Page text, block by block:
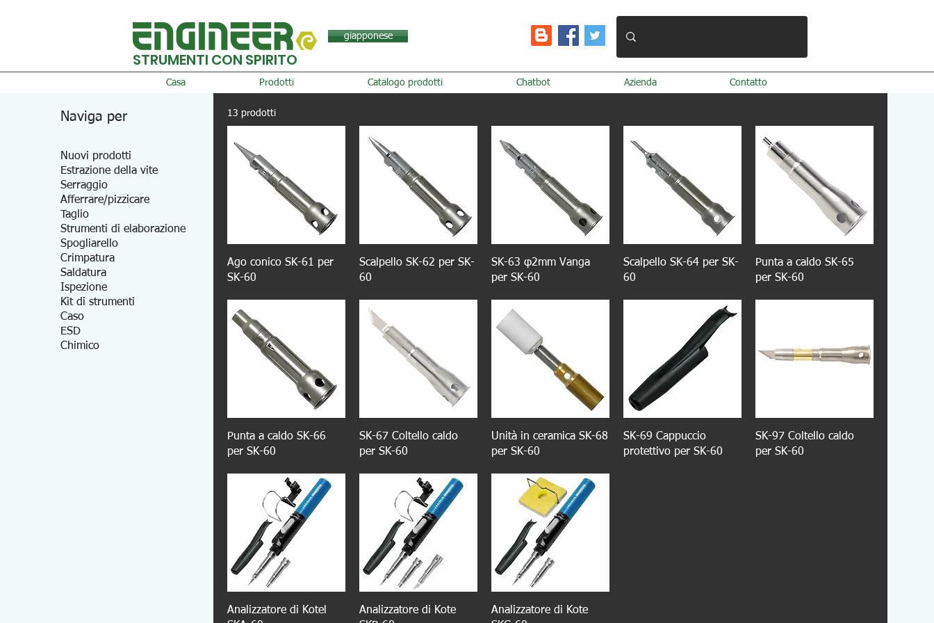
giapponese
STRUMENTI CON SPIRITO
Casa Prodotti Catalogo prodotti Chatbot Azienda Contatto
Naviga per
Nuovi prodotti
Estrazione della vite
Serraggio
Afferrare/pizzicare
Taglio
Strumenti di elaborazione
Spogliarello
Crimpatura
Saldatura
Ispezione
Kit di strumenti
Caso
ESD
Chimico
13 prodotti
Ago conico SK-61 per
SK-60
Scalpello SK-62 per SK-
60
SK-63 φ2mm Vanga
per SK-60
Scalpello SK-64 per SK-
60
Punta a caldo SK-65
per SK-60
Punta a caldo SK-66
per SK-60
SK-67 Coltello caldo
per SK-60
Unità in ceramica SK-68
per SK-60
SK-69 Cappuccio
protettivo per SK-60
SK-97 Coltello caldo
per SK-60
Analizzatore di Kotel
Analizzatore di Kote
Analizzatore di Kote